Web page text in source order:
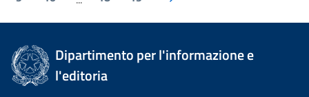
Dipartimento per l'informazione e
l'editoria